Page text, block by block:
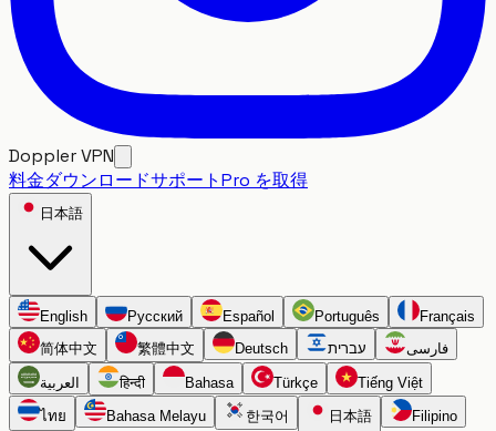
Doppler VPN
料金ダウンロードサポートPro を取得
日本語
English Русский Español Português
Français
简体中文
繁體中文 Deutsch עברית فارسی
العربية हिन्दी Bahasa Türkçe
Tiếng Việt
ไทย
Bahasa Melayu 한국어 日本語 Filipino